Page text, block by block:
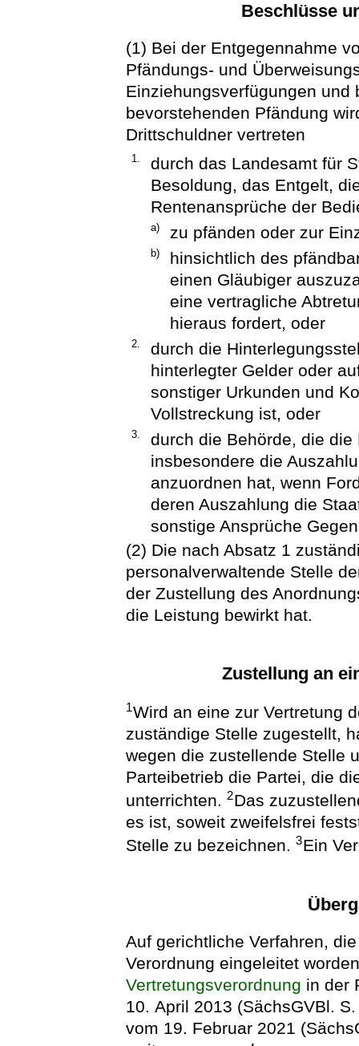
Beschlüsse
(1) Bei der Entgegennahme
Pfändungs- und
Einziehungsverfügungen
bevorstehenden Pfändung
Drittschuldner vertreten
1.
durch das Landesamt für
Besoldung, das Entgelt,
Rentenansprüche der
a) zu pfänden oder zur
b)
hinsichtlich des
einen Gläubiger
eine vertragliche
hieraus fordert, oder
2.
durch die
hinterlegter Gelder oder
sonstiger Urkunden und
Vollstreckung ist, oder
3.
durch die Behörde, die
insbesondere die
anzuordnen hat, wenn
deren Auszahlung die
sonstige Ansprüche
(2) Die nach Absatz 1
personalverwaltende Stelle
der Zustellung des
die Leistung bewirkt hat.
Zustellung an
1Wird an eine zur Vertretung
zuständige Stelle zugestellt,
wegen die zustellende Stelle
Parteibetrieb die Partei, die
unterrichten.2Das
es ist, soweit zweifelsfrei
Stelle zu bezeichnen.3Ein
Auf gerichtliche Verfahren,
Verordnung eingeleitet
Vertretungsverordnung in der
10. April 2013 (SächsGVBl.
vom 19. Februar 2021